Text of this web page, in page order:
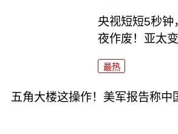
央视短短5秒钟
夜作废！亚太
最热
五角大楼这操作！美军报告称中